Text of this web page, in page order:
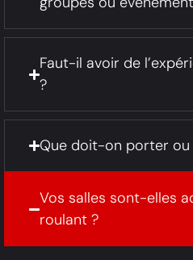
Faut-il avoir de
?
Que doit-on porter
Vos salles sont-elles
roulant ?